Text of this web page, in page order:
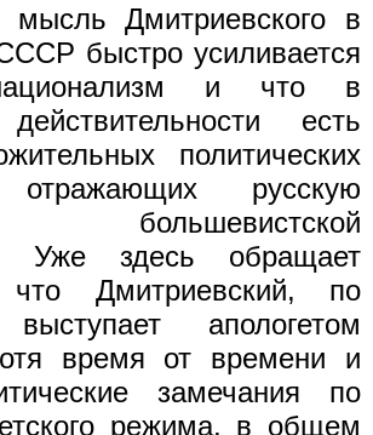
мысль Дмитриевского в
быстро усиливается
и что в
есть
политических
отражающих русскую
большевистской
Уже здесь обращает
что Дмитриевский, по
апологетом
время от времени и
замечания по
режима, в общем